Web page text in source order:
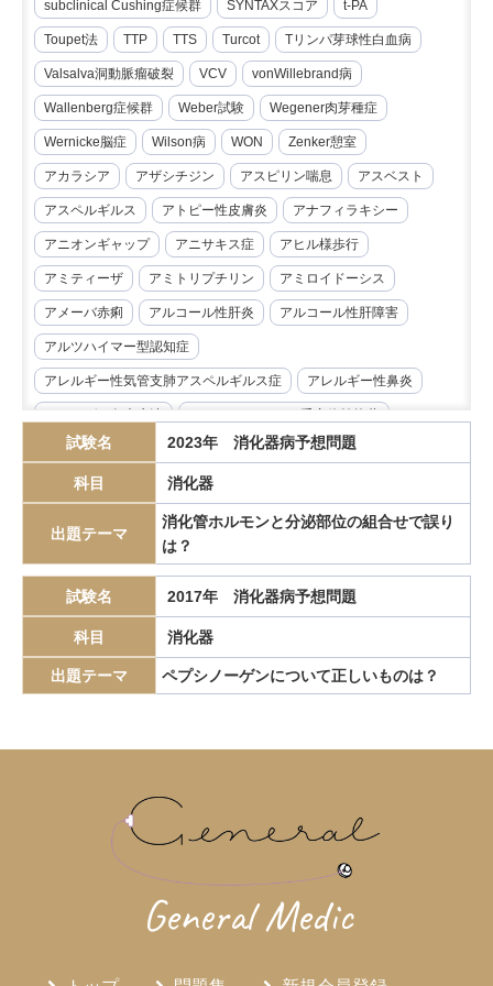
subclinical Cushing症候群 SYNTAXスコア t-PA
Toupet法 TTP TTS Turcot Tリンパ芽球性白血病
Valsalva洞動脈瘤破裂 VCV vonWillebrand病
Wallenberg症候群 Weber試験 Wegener肉芽種症
Wernicke脳症 Wilson病 WON Zenker憩室
アカラシア アザシチジン アスピリン喘息 アスベスト
アスペルギルス アトピー性皮膚炎 アナフィラキシー
アニオンギャップ アニサキス症 アヒル様歩行
アミティーザ アミトリプチリン アミロイドーシス
アメーバ赤痢 アルコール性肝炎 アルコール性肝障害
アルツハイマー型認知症
アレルギー性気管支肺アスペルギルス症 アレルギー性鼻炎
イマチニブ インスリノーマ インピーダンス試験
インフリキシマブ エクリズマブ
エリスロポエチン エルシニア腸炎
エロビキシバット
ガストリノーマ ガストリン カテーテルアブレーション
カリウムチャネル競合型胃酸抑制薬 カルチノイド
カロリー計算 カンジダ血症 カンピロバクター腸炎
がん検診 がん統計 がん薬物療法
クロピドグレル コールドポリペクトミー
コレシストキニン
シェーグレン症候群 シクロスポリン
試験名 2023年 消化器病予想問題
科目 消化器
出題テーマ
消化管ホルモンと分泌部位の組合せで誤り
は？
試験名 2017年 消化器病予想問題
科目 消化器
出題テーマ ペプシノーゲンについて正しいものは？
General Medic